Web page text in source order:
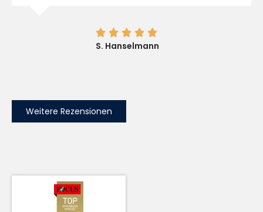
    
S. Hanselmann
Weitere Rezensionen